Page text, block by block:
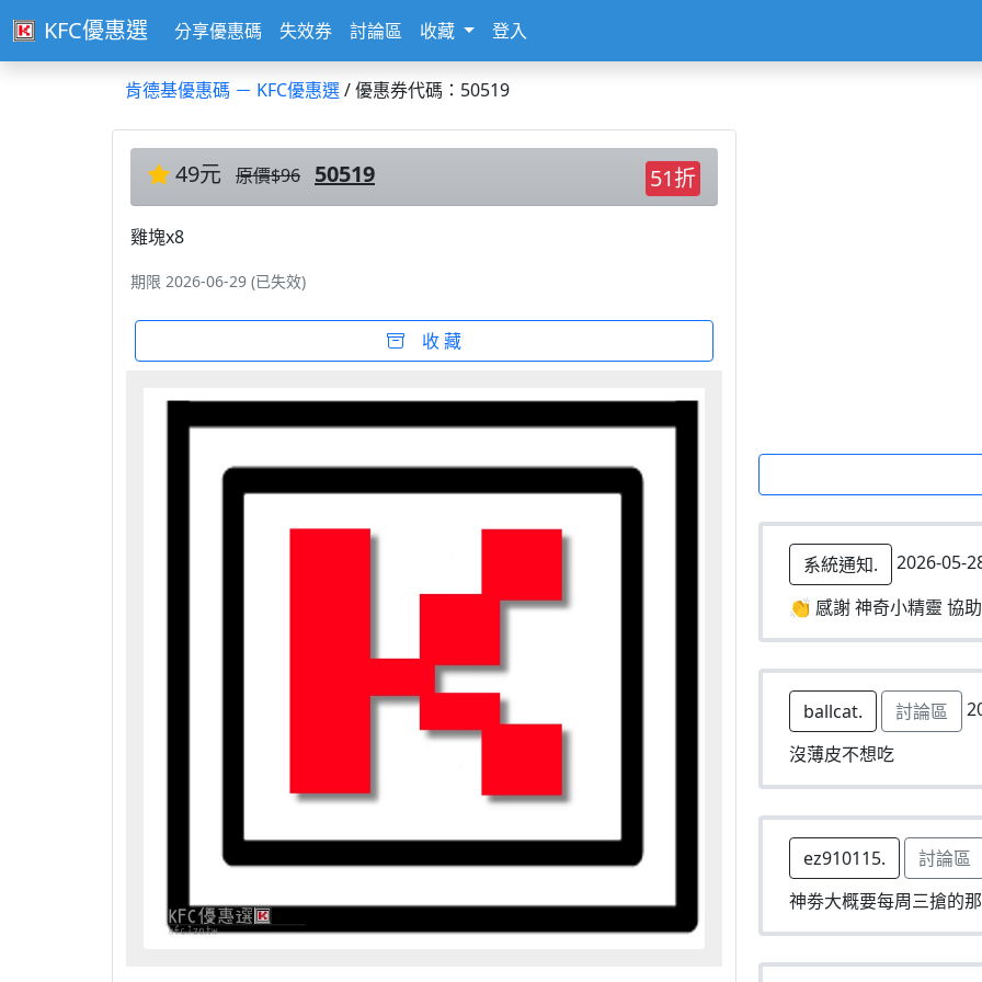
KFC優惠選 分享優惠碼 失效券 討論區 收藏 登入
肯德基優惠碼 － KFC優惠選/ 優惠券代碼：50519
49元 原價$96 50519 51折
雞塊x8
期限 2026-06-29 (已失效)
收 藏
系統通知.
2026-05-
👏 感謝 神奇小精靈 協
ballcat. 討論區
沒薄皮不想吃
ez910115. 討論區
神劵大概要每周三搶的